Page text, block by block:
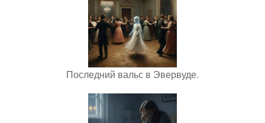
Последний вальс в Эвервуде.